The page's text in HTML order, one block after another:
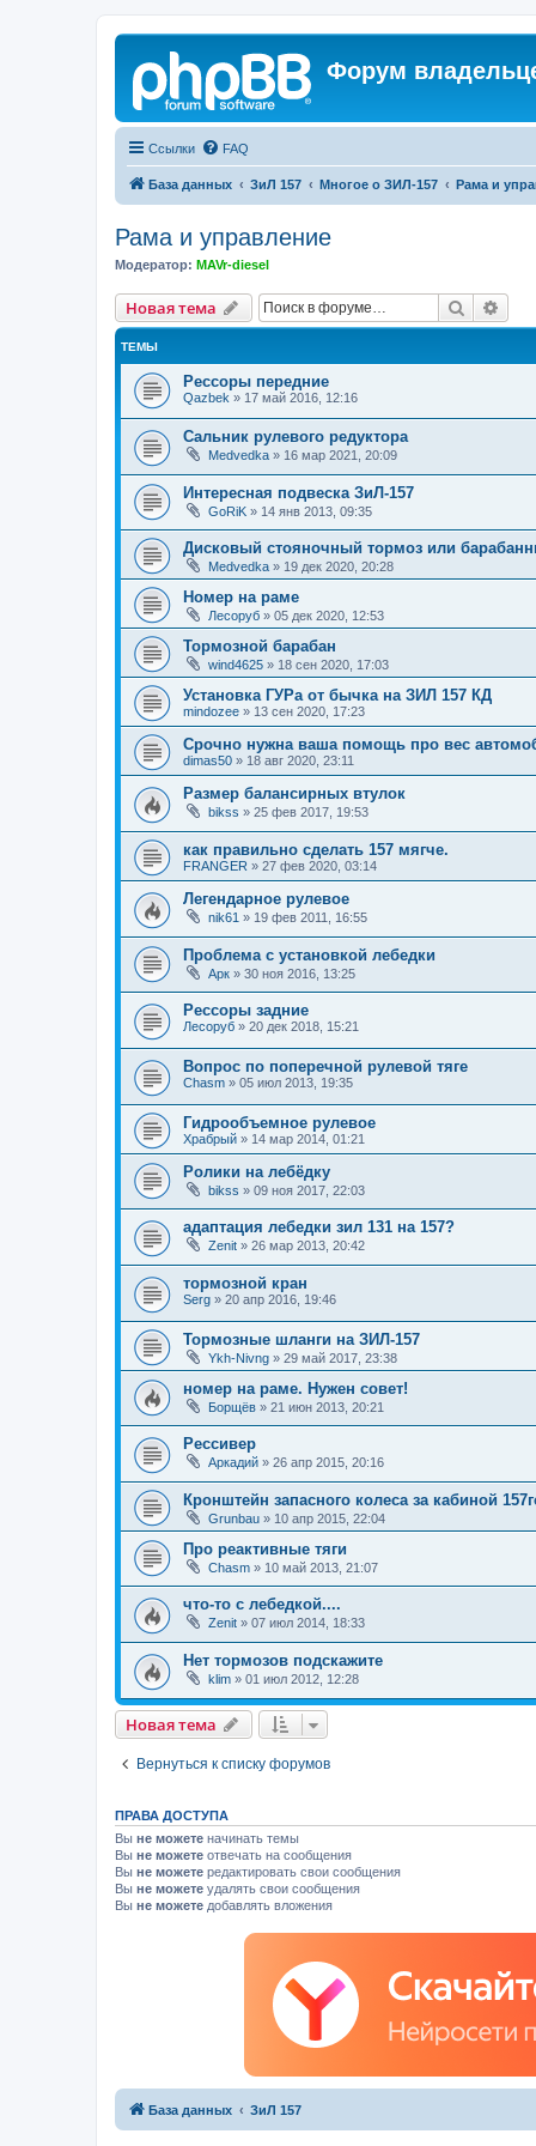
Форум
Ссылки FAQ
База данных ЗиЛ 157 Многое о ЗИЛ-157 Рама и
Рама и управление
Модератор: MAVr-diesel
Новая тема Поиск
ТЕМЫ
Рессоры передние
Qazbek » 17 май 2016, 12:16
Сальник рулевого редуктора
Medvedka » 16 мар 2021, 20:09
Интересная подвеска ЗиЛ-157
GoRiK » 14 янв 2013, 09:35
Дисковый стояночный тормоз или
Medvedka » 19 дек 2020, 20:28
Номер на раме
Лесоруб » 05 дек 2020, 12:53
Тормозной барабан
wind4625 » 18 сен 2020, 17:03
Установка ГУРа от бычка на ЗИЛ 157 КД
mindozee » 13 сен 2020, 17:23
Срочно нужна ваша помощь про вес
dimas50 » 18 авг 2020, 23:11
Размер балансирных втулок
bikss » 25 фев 2017, 19:53
как правильно сделать 157 мягче.
FRANGER » 27 фев 2020, 03:14
Легендарное рулевое
nik61 » 19 фев 2011, 16:55
Проблема с установкой лебедки
Арк » 30 ноя 2016, 13:25
Рессоры задние
Лесоруб » 20 дек 2018, 15:21
Вопрос по поперечной рулевой тяге
Chasm » 05 июл 2013, 19:35
Гидрообъемное рулевое
Храбрый » 14 мар 2014, 01:21
Ролики на лебёдку
bikss » 09 ноя 2017, 22:03
адаптация лебедки зил 131 на 157?
Zenit » 26 мар 2013, 20:42
тормозной кран
Serg » 20 апр 2016, 19:46
Тормозные шланги на ЗИЛ-157
Ykh-Nivng » 29 май 2017, 23:38
номер на раме. Нужен совет!
Борщёв » 21 июн 2013, 20:21
Рессивер
Аркадий » 26 апр 2015, 20:16
Кронштейн запасного колеса за кабиной
Grunbau » 10 апр 2015, 22:04
Про реактивные тяги
Chasm » 10 май 2013, 21:07
что-то с лебедкой....
Zenit » 07 июл 2014, 18:33
Нет тормозов подскажите
klim » 01 июл 2012, 12:28
Новая тема
Вернуться к списку форумов
ПРАВА ДОСТУПА
Вы не можете начинать темы
Вы не можете отвечать на сообщения
Вы не можете редактировать свои сообщения
Вы не можете удалять свои сообщения
Вы не можете добавлять вложения
База данных ЗиЛ 157